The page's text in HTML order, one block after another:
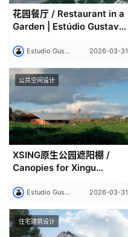
花园餐厅 / Restaurant in a
Garden | Estúdio Gustavo
Estudio Gustavo Utrabo 2026-03-31
公共空间设计
XSING原生公园遮阳棚 /
Canopies for Xingu
Gustúdio Gustavo Utrabo
Estudio Gustavo Utrabo 2026-03-31
住宅建筑设计